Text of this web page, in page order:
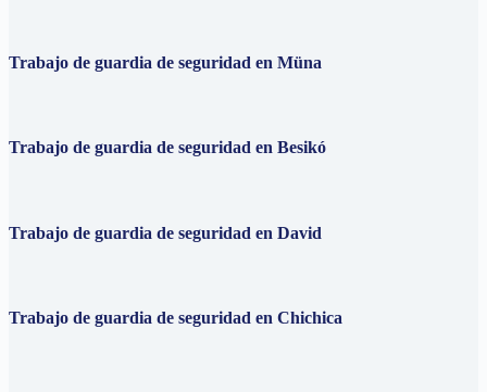
Trabajo de guardia de seguridad en Müna
Trabajo de guardia de seguridad en Besikó
Trabajo de guardia de seguridad en David
Trabajo de guardia de seguridad en Chichica